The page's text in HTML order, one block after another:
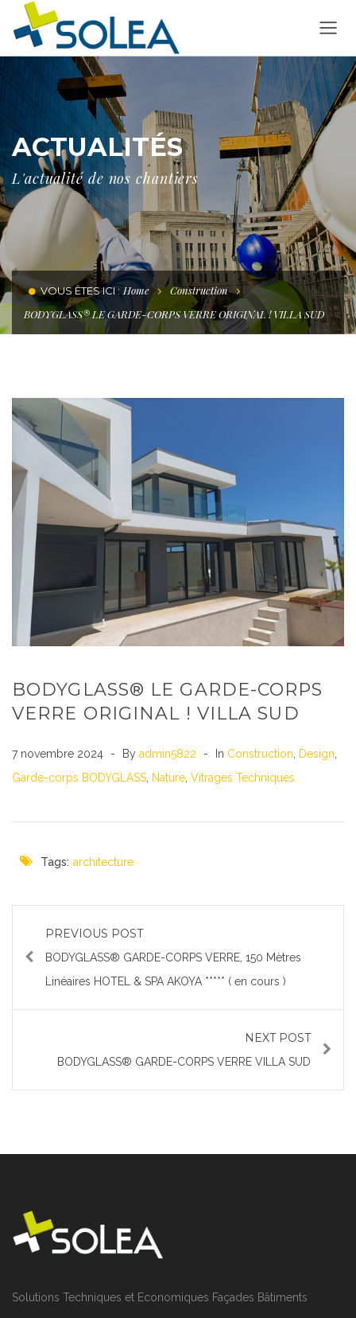
ACTUALITÉS
L'actualité de nos chantiers
VOUS ÊTES ICI : Home
Construction
BODYGLASS® LE GARDE-CORPS VERRE ORIGINAL ! VILLA SUD
BODYGLASS® LE GARDE-CORPS
VERRE ORIGINAL ! VILLA SUD
7 novembre 2024 By admin5822 In Construction, Design,
Garde-corps BODYGLASS, Nature, Vitrages Techniques
Tags: architecture
PREVIOUS POST
BODYGLASS® GARDE-CORPS VERRE, 150 Mètres
Linéaires HOTEL & SPA AKOYA ***** ( en cours )
NEXT POST
BODYGLASS® GARDE-CORPS VERRE VILLA SUD
Solutions Techniques et Economiques Façades Bâtiments